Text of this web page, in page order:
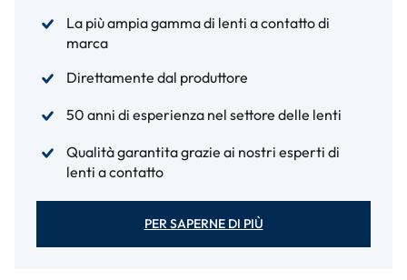
La più ampia gamma di lenti a contatto di
marca
Direttamente dal produttore
50 anni di esperienza nel settore delle lenti
Qualità garantita grazie ai nostri esperti di
lenti a contatto
PER SAPERNE DI PIÙ